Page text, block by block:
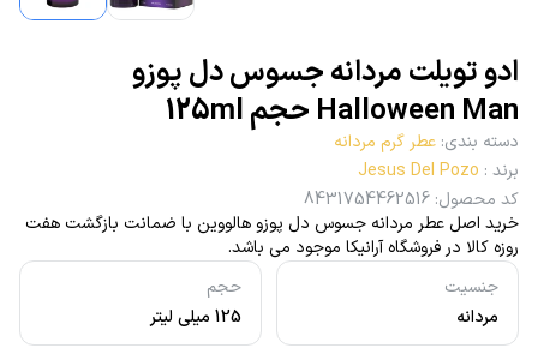
ادو تویلت مردانه جسوس دل پوزو
Halloween Man حجم 125ml
جنسیت
مردانه
حجم
125 میلی لیتر
دسته بندی: عطر گرم مردانه
برند :
Jesus Del Pozo
کد محصول:
8431754462516
خرید اصل عطر مردانه جسوس دل پوزو هالووین با ضمانت بازگشت هفت
روزه کالا در فروشگاه آرانیکا موجود می باشد.